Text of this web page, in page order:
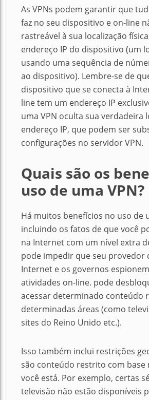
As VPNs podem garantir que
faz no seu dispositivo e on-line
rastreável à sua localização
endereço IP do dispositivo (um
usando uma sequência de
ao dispositivo). Lembre-se de
dispositivo que se conecta à
line tem um endereço IP
uma VPN oculta sua verdadeira
endereço IP, que podem ser
configurações no servidor VPN.
Quais são os
uso de uma VPN?
Há muitos benefícios no uso de
incluindo os fatos de que você
na Internet com um nível extra
pode impedir que seu provedor
Internet e os governos
atividades on-line. pode
acessar determinado conteúdo
determinadas áreas (como
sites do Reino Unido etc.).
Isso também inclui restrições
são conteúdo restrito com base
você está. Por exemplo, certas
televisão não estão disponíveis